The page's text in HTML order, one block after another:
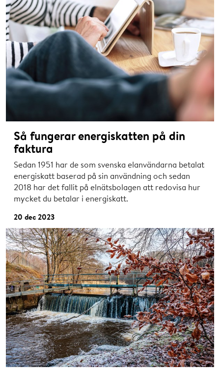
Så fungerar energiskatten på din
faktura
Sedan 1951 har de som svenska elanvändarna betalat
energiskatt baserad på sin användning och sedan
2018 har det fallit på elnätsbolagen att redovisa hur
mycket du betalar i energiskatt.
20 dec 2023